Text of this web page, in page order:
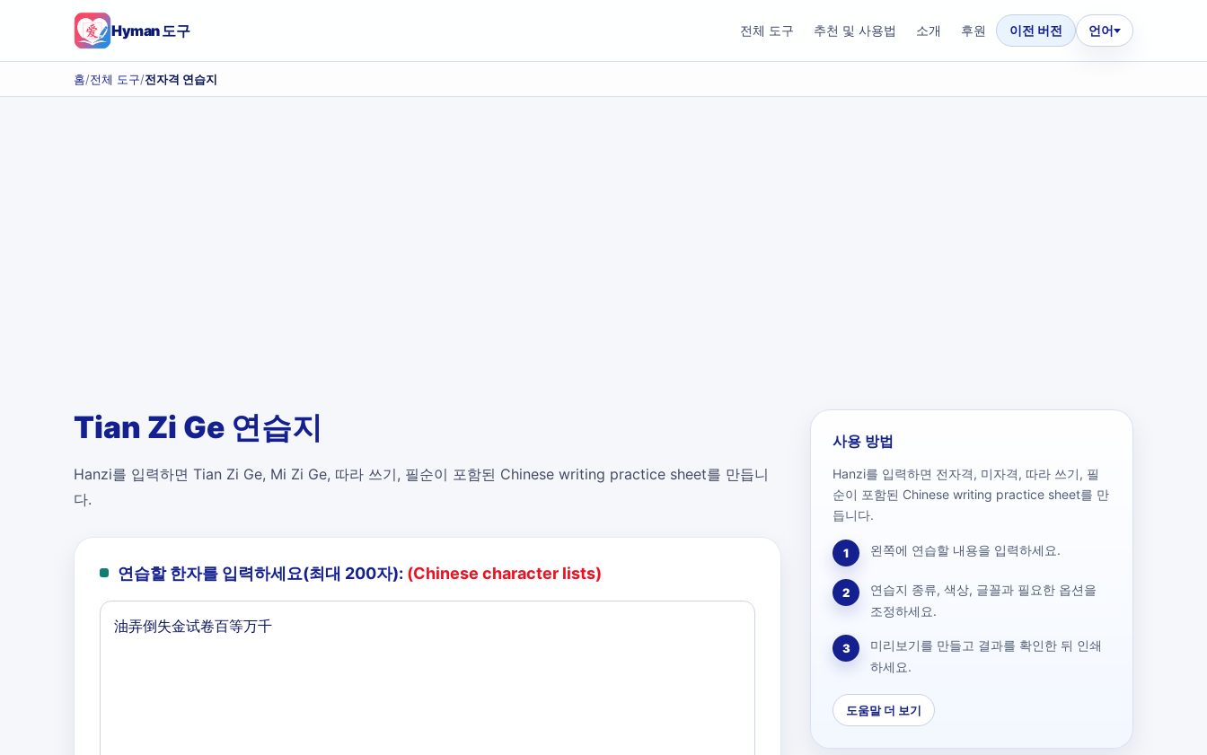
Hyman 도구 전체 도구 추천 및 사용법 소개 후원 이전 버전 언어
홈/전체 도구/전자격 연습지
Tian Zi Ge 연습지
Hanzi를 입력하면 Tian Zi Ge, Mi Zi Ge, 따라 쓰기, 필순이 포함된 Chinese writing practice sheet를 만듭니
다.
연습할 한자를 입력하세요(최대 200자): (Chinese character lists)
사용 방법
Hanzi를 입력하면 전자격, 미자격, 따라 쓰기, 필
순이 포함된 Chinese writing practice sheet를 만
듭니다.
1 왼쪽에 연습할 내용을 입력하세요.
2
연습지 종류, 색상, 글꼴과 필요한 옵션을
조정하세요.
3
미리보기를 만들고 결과를 확인한 뒤 인쇄
하세요.
도움말 더 보기